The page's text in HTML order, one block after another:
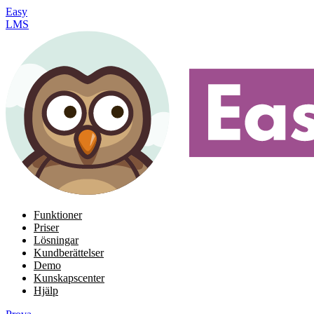
Easy
LMS
Funktioner
Priser
Lösningar
Kundberättelser
Demo
Kunskapscenter
Hjälp